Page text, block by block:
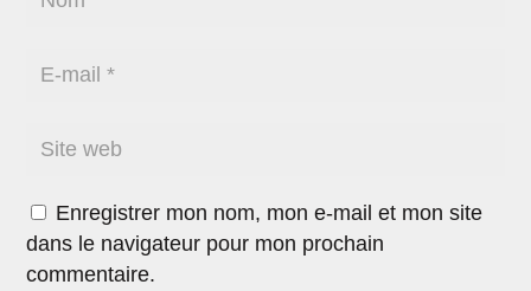
Enregistrer mon nom, mon e-mail et mon site
dans le navigateur pour mon prochain
commentaire.